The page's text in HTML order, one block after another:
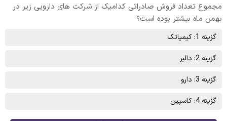
مجموع تعداد فروش صادراتی کدامیک از شرکت های دارویی زیر در
بهمن ماه بیشتر بوده است؟
گزینه 1: کیمیاتک
گزینه 2: دالبر
گزینه 3: دارو
گزینه 4: کاسپین